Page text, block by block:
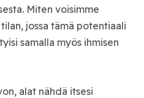
Miten voisimme
jossa tämä potentiaali
samalla myös ihmisen
alat nähdä itsesi